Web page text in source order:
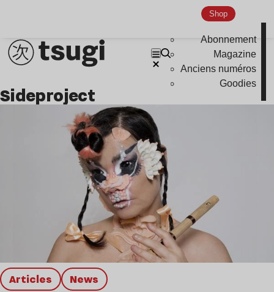
Shop
Abonnement
Magazine
Anciens numéros
Goodies
sideproject
Articles news